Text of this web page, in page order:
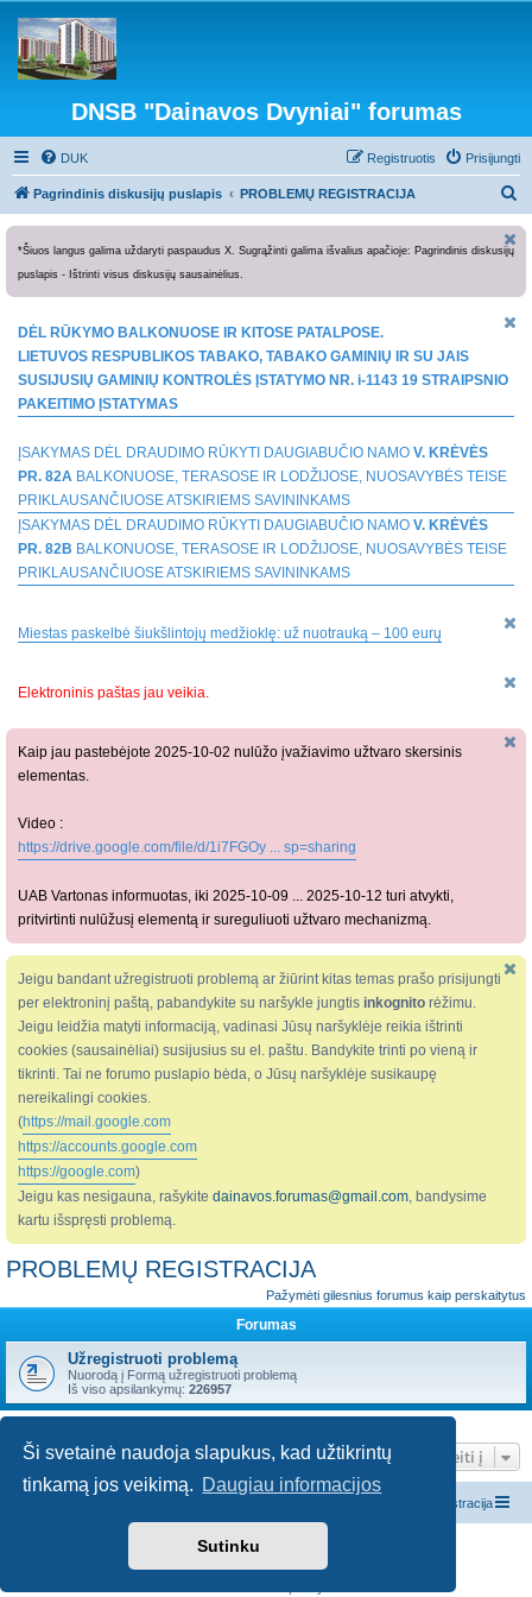
Ši svetainė naudoja slapukus, kad užtikrintų
tinkamą jos veikimą. Daugiau informacijos
Sutinku
DNSB "Dainavos Dvyniai" forumas
DUK Prisijungti
Registruotis
Pagrindinis diskusijų puslapis PROBLEMŲ REGISTRACIJA
*Šiuos langus galima uždaryti paspaudus X. Sugrąžinti galima išvalius apačioje: Pagrindinis diskusijų
puslapis - Ištrinti visus diskusijų sausainėlius.
DĖL RŪKYMO BALKONUOSE IR KITOSE PATALPOSE.
LIETUVOS RESPUBLIKOS TABAKO, TABAKO GAMINIŲ IR SU JAIS
SUSIJUSIŲ GAMINIŲ KONTROLĖS ĮSTATYMO NR. i-1143 19 STRAIPSNIO
PAKEITIMO ĮSTATYMAS
ĮSAKYMAS DĖL DRAUDIMO RŪKYTI DAUGIABUČIO NAMO V. KRĖVĖS
PR. 82A BALKONUOSE, TERASOSE IR LODŽIJOSE, NUOSAVYBĖS TEISE
PRIKLAUSANČIUOSE ATSKIRIEMS SAVININKAMS
ĮSAKYMAS DĖL DRAUDIMO RŪKYTI DAUGIABUČIO NAMO V. KRĖVĖS
PR. 82B BALKONUOSE, TERASOSE IR LODŽIJOSE, NUOSAVYBĖS TEISE
PRIKLAUSANČIUOSE ATSKIRIEMS SAVININKAMS
Miestas paskelbė šiukšlintojų medžioklę: už nuotrauką – 100 eurų
Elektroninis paštas jau veikia.
Kaip jau pastebėjote 2025-10-02 nulūžo įvažiavimo užtvaro skersinis
elementas.
Video :
https://drive.google.com/file/d/1i7FGOy ... sp=sharing
UAB Vartonas informuotas, iki 2025-10-09 ... 2025-10-12 turi atvykti,
pritvirtinti nulūžusį elementą ir sureguliuoti užtvaro mechanizmą.
Jeigu bandant užregistruoti problemą ar žiūrint kitas temas prašo prisijungti
per elektroninį paštą, pabandykite su naršykle jungtis inkognito rėžimu.
Jeigu leidžia matyti informaciją, vadinasi Jūsų naršyklėje reikia ištrinti
cookies (sausainėliai) susijusius su el. paštu. Bandykite trinti po vieną ir
tikrinti. Tai ne forumo puslapio bėda, o Jūsų naršyklėje susikaupę
nereikalingi cookies.
(https://mail.google.com
https://accounts.google.com
https://google.com)
Jeigu kas nesigauna, rašykite dainavos.forumas@gmail.com, bandysime
kartu išspręsti problemą.
PROBLEMŲ REGISTRACIJA
Pažymėti gilesnius forumus kaip perskaitytus
Forumas
Užregistruoti problemą
Nuorodą į Formą užregistruoti problemą
Iš viso apsilankymų: 226957
Pereiti į
Susisiekite su administracija
phpBB® Forum Software © phpBB Limited
© 2024